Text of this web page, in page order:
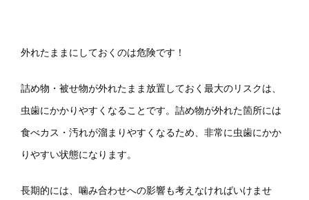
外れたままにしておくのは危険です！
詰め物・被せ物が外れたまま放置しておく最大のリスクは、
虫歯にかかりやすくなることです。詰め物が外れた箇所には
食べカス・汚れが溜まりやすくなるため、非常に虫歯にかか
りやすい状態になります。
長期的には、噛み合わせへの影響も考えなければいけませ